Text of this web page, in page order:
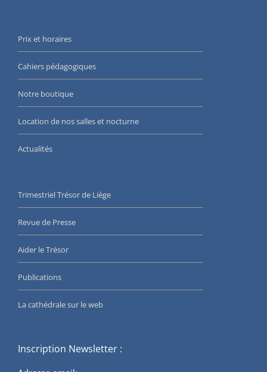
Prix et horaires
Cahiers pédagogiques
Notre boutique
Location de nos salles et nocturne
Actualités
Trimestriel Trésor de Liège
Revue de Presse
Aider le Trésor
Publications
La cathédrale sur le web
Inscription Newsletter :